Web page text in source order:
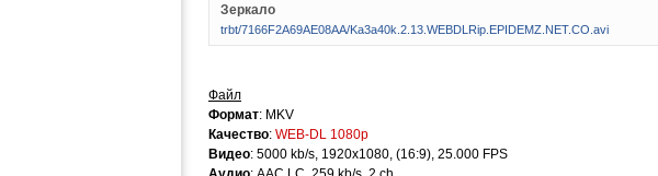
Зеркало
trbt/7166F2A69AE08AA/Ka3a40k.2.13.WEBDLRip.EPIDEMZ.NET.CO.avi
Файл
Формат: MKV
Качество: WEB-DL 1080p
Видео: 5000 kb/s, 1920x1080, (16:9), 25.000 FPS